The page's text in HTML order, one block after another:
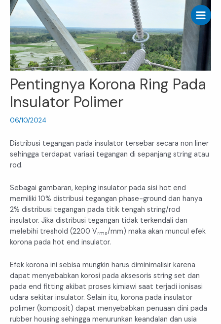
Skip
content
Main
Menu
Pentingnya Korona Ring Pada
Insulator Polimer
06/10/2024
Distribusi tegangan pada insulator tersebar secara non liner
sehingga terdapat variasi tegangan di sepanjang string atau
rod.
Sebagai gambaran, keping insulator pada sisi hot end
memiliki 10% distribusi tegangan phase-ground dan hanya
2% distribusi tegangan pada titik tengah string/rod
insulator. Jika distribusi tegangan tidak terkendali dan
melebihi treshold (2200 Vrms/mm) maka akan muncul efek
korona pada hot end insulator.
Efek korona ini sebisa mungkin harus diminimalisir karena
dapat menyebabkan korosi pada aksesoris string set dan
pada end fitting akibat proses kimiawi saat terjadi ionisasi
udara sekitar insulator. Selain itu, korona pada insulator
polimer (komposit) dapat menyebabkan penuaan dini pada
rubber housing sehingga menurunkan keandalan dan usia
Post
navigation